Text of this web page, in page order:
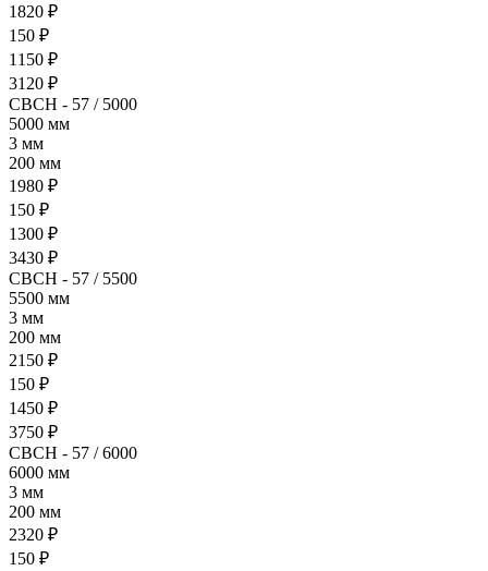
1820 ₽
150 ₽
1150 ₽
3120 ₽
СВСН - 57 / 5000
5000 мм
3 мм
200 мм
1980 ₽
150 ₽
1300 ₽
3430 ₽
СВСН - 57 / 5500
5500 мм
3 мм
200 мм
2150 ₽
150 ₽
1450 ₽
3750 ₽
СВСН - 57 / 6000
6000 мм
3 мм
200 мм
2320 ₽
150 ₽